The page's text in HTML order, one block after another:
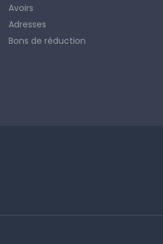
Avoirs
Adresses
Bons de réduction